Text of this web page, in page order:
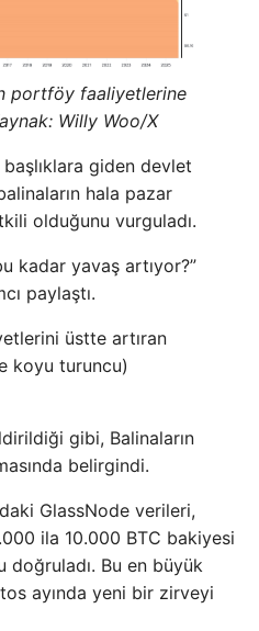
portföy faaliyetlerine
Willy Woo/X
başlıklara giden devlet
hala pazar
olduğunu vurguladı.
kadar yavaş artıyor?”
paylaştı.
üstte artıran
koyu turuncu)
gibi, Balinaların
belirgindi.
GlassNode verileri,
ila 10.000 BTC bakiyesi
Bu en büyük
ayında yeni bir zirveyi